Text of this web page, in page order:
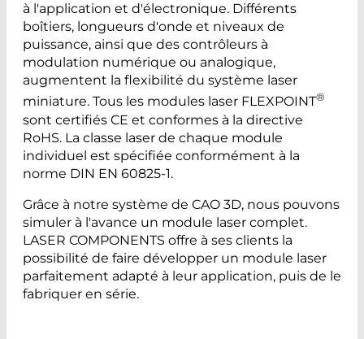
à l'application et d'électronique. Différents
boîtiers, longueurs d'onde et niveaux de
puissance, ainsi que des contrôleurs à
modulation numérique ou analogique,
augmentent la flexibilité du système laser
miniature. Tous les modules laser FLEXPOINT®
sont certifiés CE et conformes à la directive
RoHS. La classe laser de chaque module
individuel est spécifiée conformément à la
norme DIN EN 60825-1.
Grâce à notre système de CAO 3D, nous pouvons
simuler à l'avance un module laser complet.
LASER COMPONENTS offre à ses clients la
possibilité de faire développer un module laser
parfaitement adapté à leur application, puis de le
fabriquer en série.